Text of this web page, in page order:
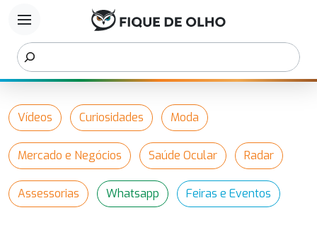
menu
Vídeos Curiosidades Moda
Mercado e Negócios Saúde Ocular Radar
Assessorias Whatsapp Feiras e Eventos